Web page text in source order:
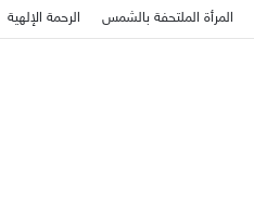
المرأة الملتحفة بالشمس الرحمة الإلهية